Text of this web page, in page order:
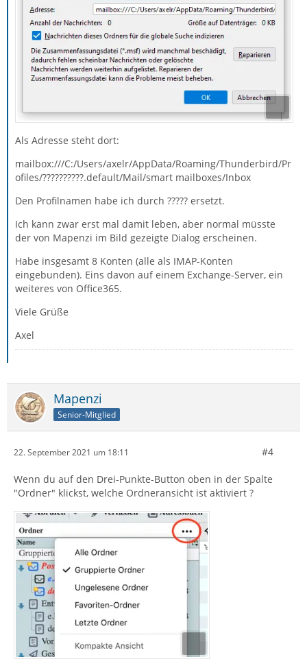
Als Adresse steht dort:
mailbox:///C:/Users/axelr/AppData/Roaming/Thunderbird/Pr
ofiles/??????????.default/Mail/smart mailboxes/Inbox
Den Profilnamen habe ich durch ????? ersetzt.
Ich kann zwar erst mal damit leben, aber normal müsste
der von Mapenzi im Bild gezeigte Dialog erscheinen.
Habe insgesamt 8 Konten (alle als IMAP-Konten
eingebunden). Eins davon auf einem Exchange-Server, ein
weiteres von Office365.
Viele Grüße
Axel
Mapenzi
Senior-Mitglied
22. September 2021 um 18:11 #4
Wenn du auf den Drei-Punkte-Button oben in der Spalte
"Ordner" klickst, welche Ordneransicht ist aktiviert ?